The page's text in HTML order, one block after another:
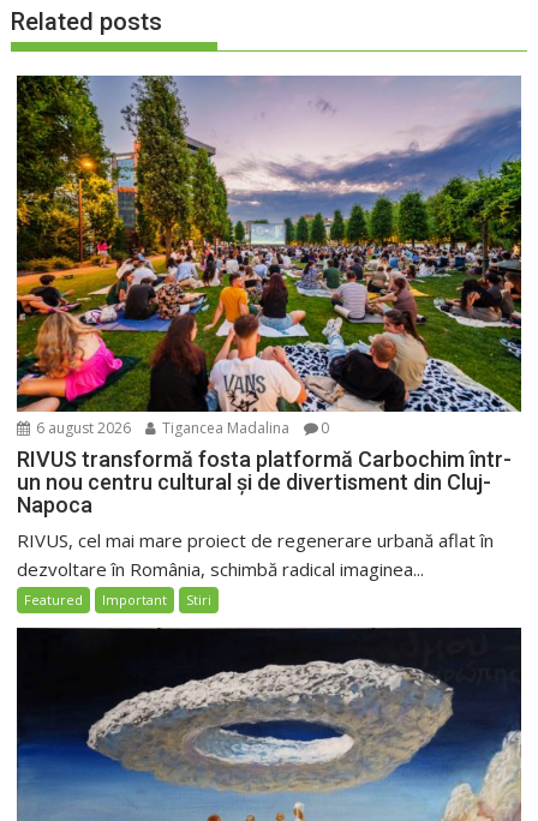
Related posts
6 august 2026 Tigancea Madalina 0
RIVUS transformă fosta platformă Carbochim într-
un nou centru cultural și de divertisment din Cluj-
Napoca
RIVUS, cel mai mare proiect de regenerare urbană aflat în
dezvoltare în România, schimbă radical imaginea...
Featured Important Stiri